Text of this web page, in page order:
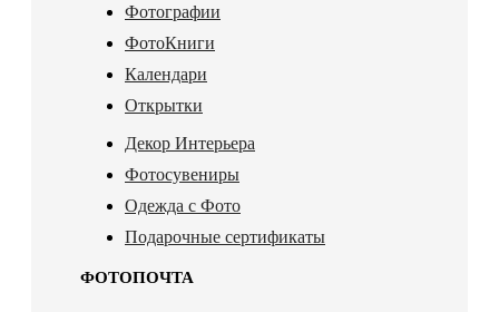
Фотографии
ФотоКниги
Календари
Открытки
Декор Интерьера
Фотосувениры
Одежда с Фото
Подарочные сертификаты
ФОТОПОЧТА